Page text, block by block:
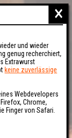
×
und wieder
genug recherchiert,
Extrawurst
keine zuverlässige
Webdevelopers
Chrome,
Finger von Safari.